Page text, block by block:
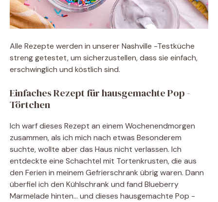
Alle Rezepte werden in unserer Nashville -Testküche
streng getestet, um sicherzustellen, dass sie einfach,
erschwinglich und köstlich sind.
Einfaches Rezept für hausgemachte Pop -
Törtchen
Ich warf dieses Rezept an einem Wochenendmorgen
zusammen, als ich mich nach etwas Besonderem
suchte, wollte aber das Haus nicht verlassen. Ich
entdeckte eine Schachtel mit Tortenkrusten, die aus
den Ferien in meinem Gefrierschrank übrig waren. Dann
überfiel ich den Kühlschrank und fand Blueberry
Marmelade hinten… und dieses hausgemachte Pop -